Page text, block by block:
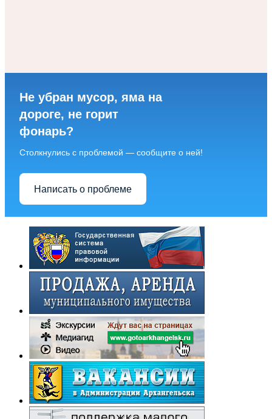
Не убран мусор, яма на
дороге, не горит
фонарь?
Столкнулись с проблемой — сообщите о ней!
Написать о проблеме